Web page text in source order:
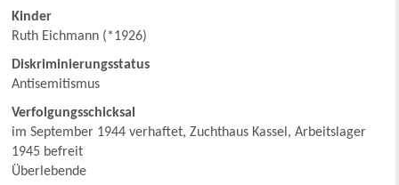
Kinder
Ruth Eichmann (*1926)
Diskriminierungsstatus
Antisemitismus
Verfolgungsschicksal
im September 1944 verhaftet, Zuchthaus Kassel, Arbeitslager
1945 befreit
Überlebende